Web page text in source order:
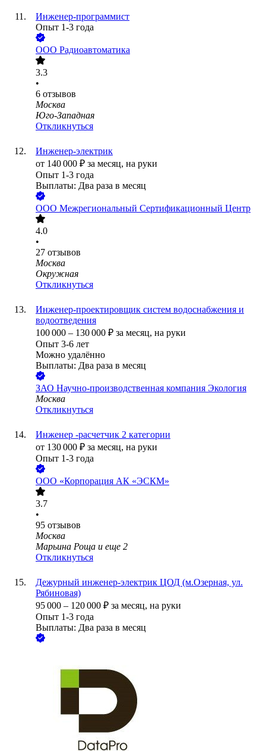
Инженер-программист
Опыт 1-3 года
ООО Радиоавтоматика
3.3
•
6 отзывов
Москва
Юго-Западная
Откликнуться
Инженер-электрик
от 140 000 ₽ за месяц, на руки
Опыт 1-3 года
Выплаты: Два раза в месяц
ООО Межрегиональный Сертификационный Центр
4.0
•
27 отзывов
Москва
Окружная
Откликнуться
Инженер-проектировщик систем водоснабжения и
водоотведения
100 000 – 130 000 ₽ за месяц, на руки
Опыт 3-6 лет
Можно удалённо
Выплаты: Два раза в месяц
ЗАО Научно-производственная компания Экология
Москва
Откликнуться
Инженер -расчетчик 2 категории
от 130 000 ₽ за месяц, на руки
Опыт 1-3 года
ООО «Корпорация АК «ЭСКМ»
3.7
•
95 отзывов
Москва
Марьина Роща и еще 2
Откликнуться
Дежурный инженер-электрик ЦОД (м.Озерная, ул.
Рябиновая)
95 000 – 120 000 ₽ за месяц, на руки
Опыт 1-3 года
Выплаты: Два раза в месяц